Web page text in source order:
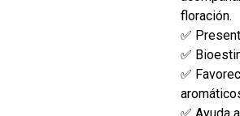
floración.
✅
✅
✅